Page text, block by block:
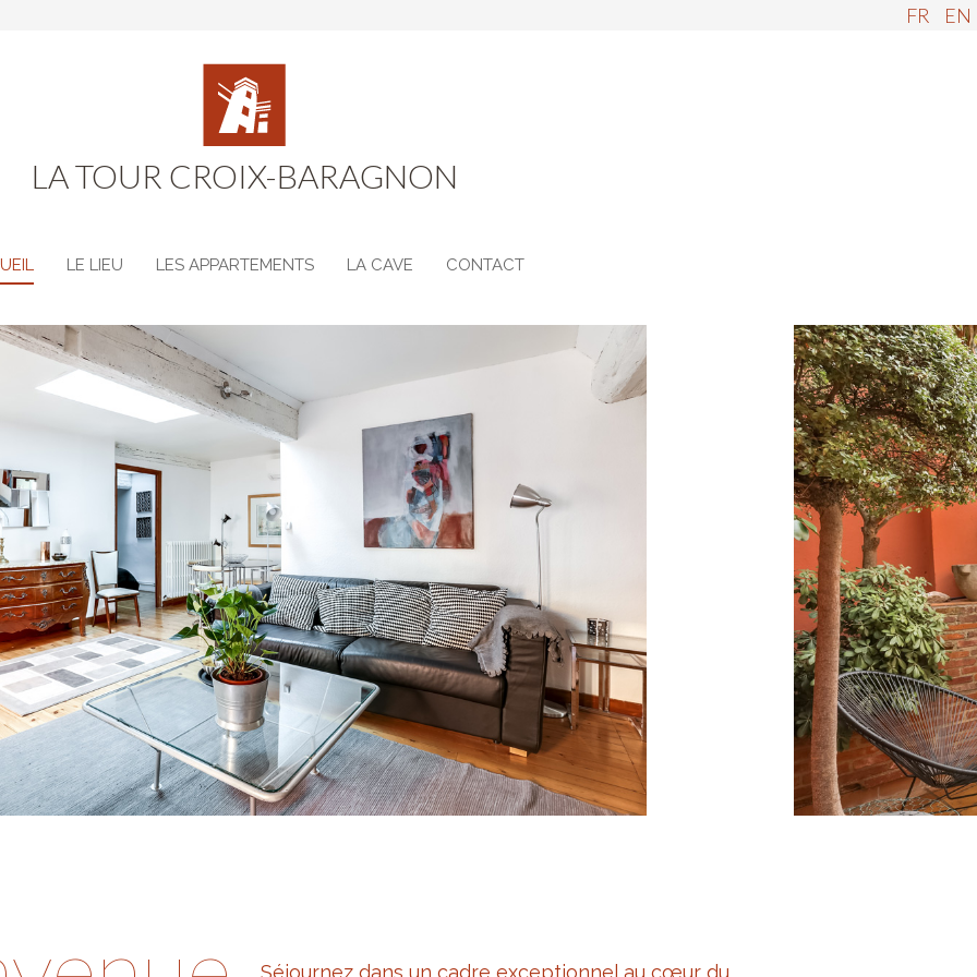
FR EN
LA TOUR CROIX-BARAGNON
LE LIEU LES APPARTEMENTS LA CAVE CONTACT
Séjournez dans un cadre exceptionnel au cœur du